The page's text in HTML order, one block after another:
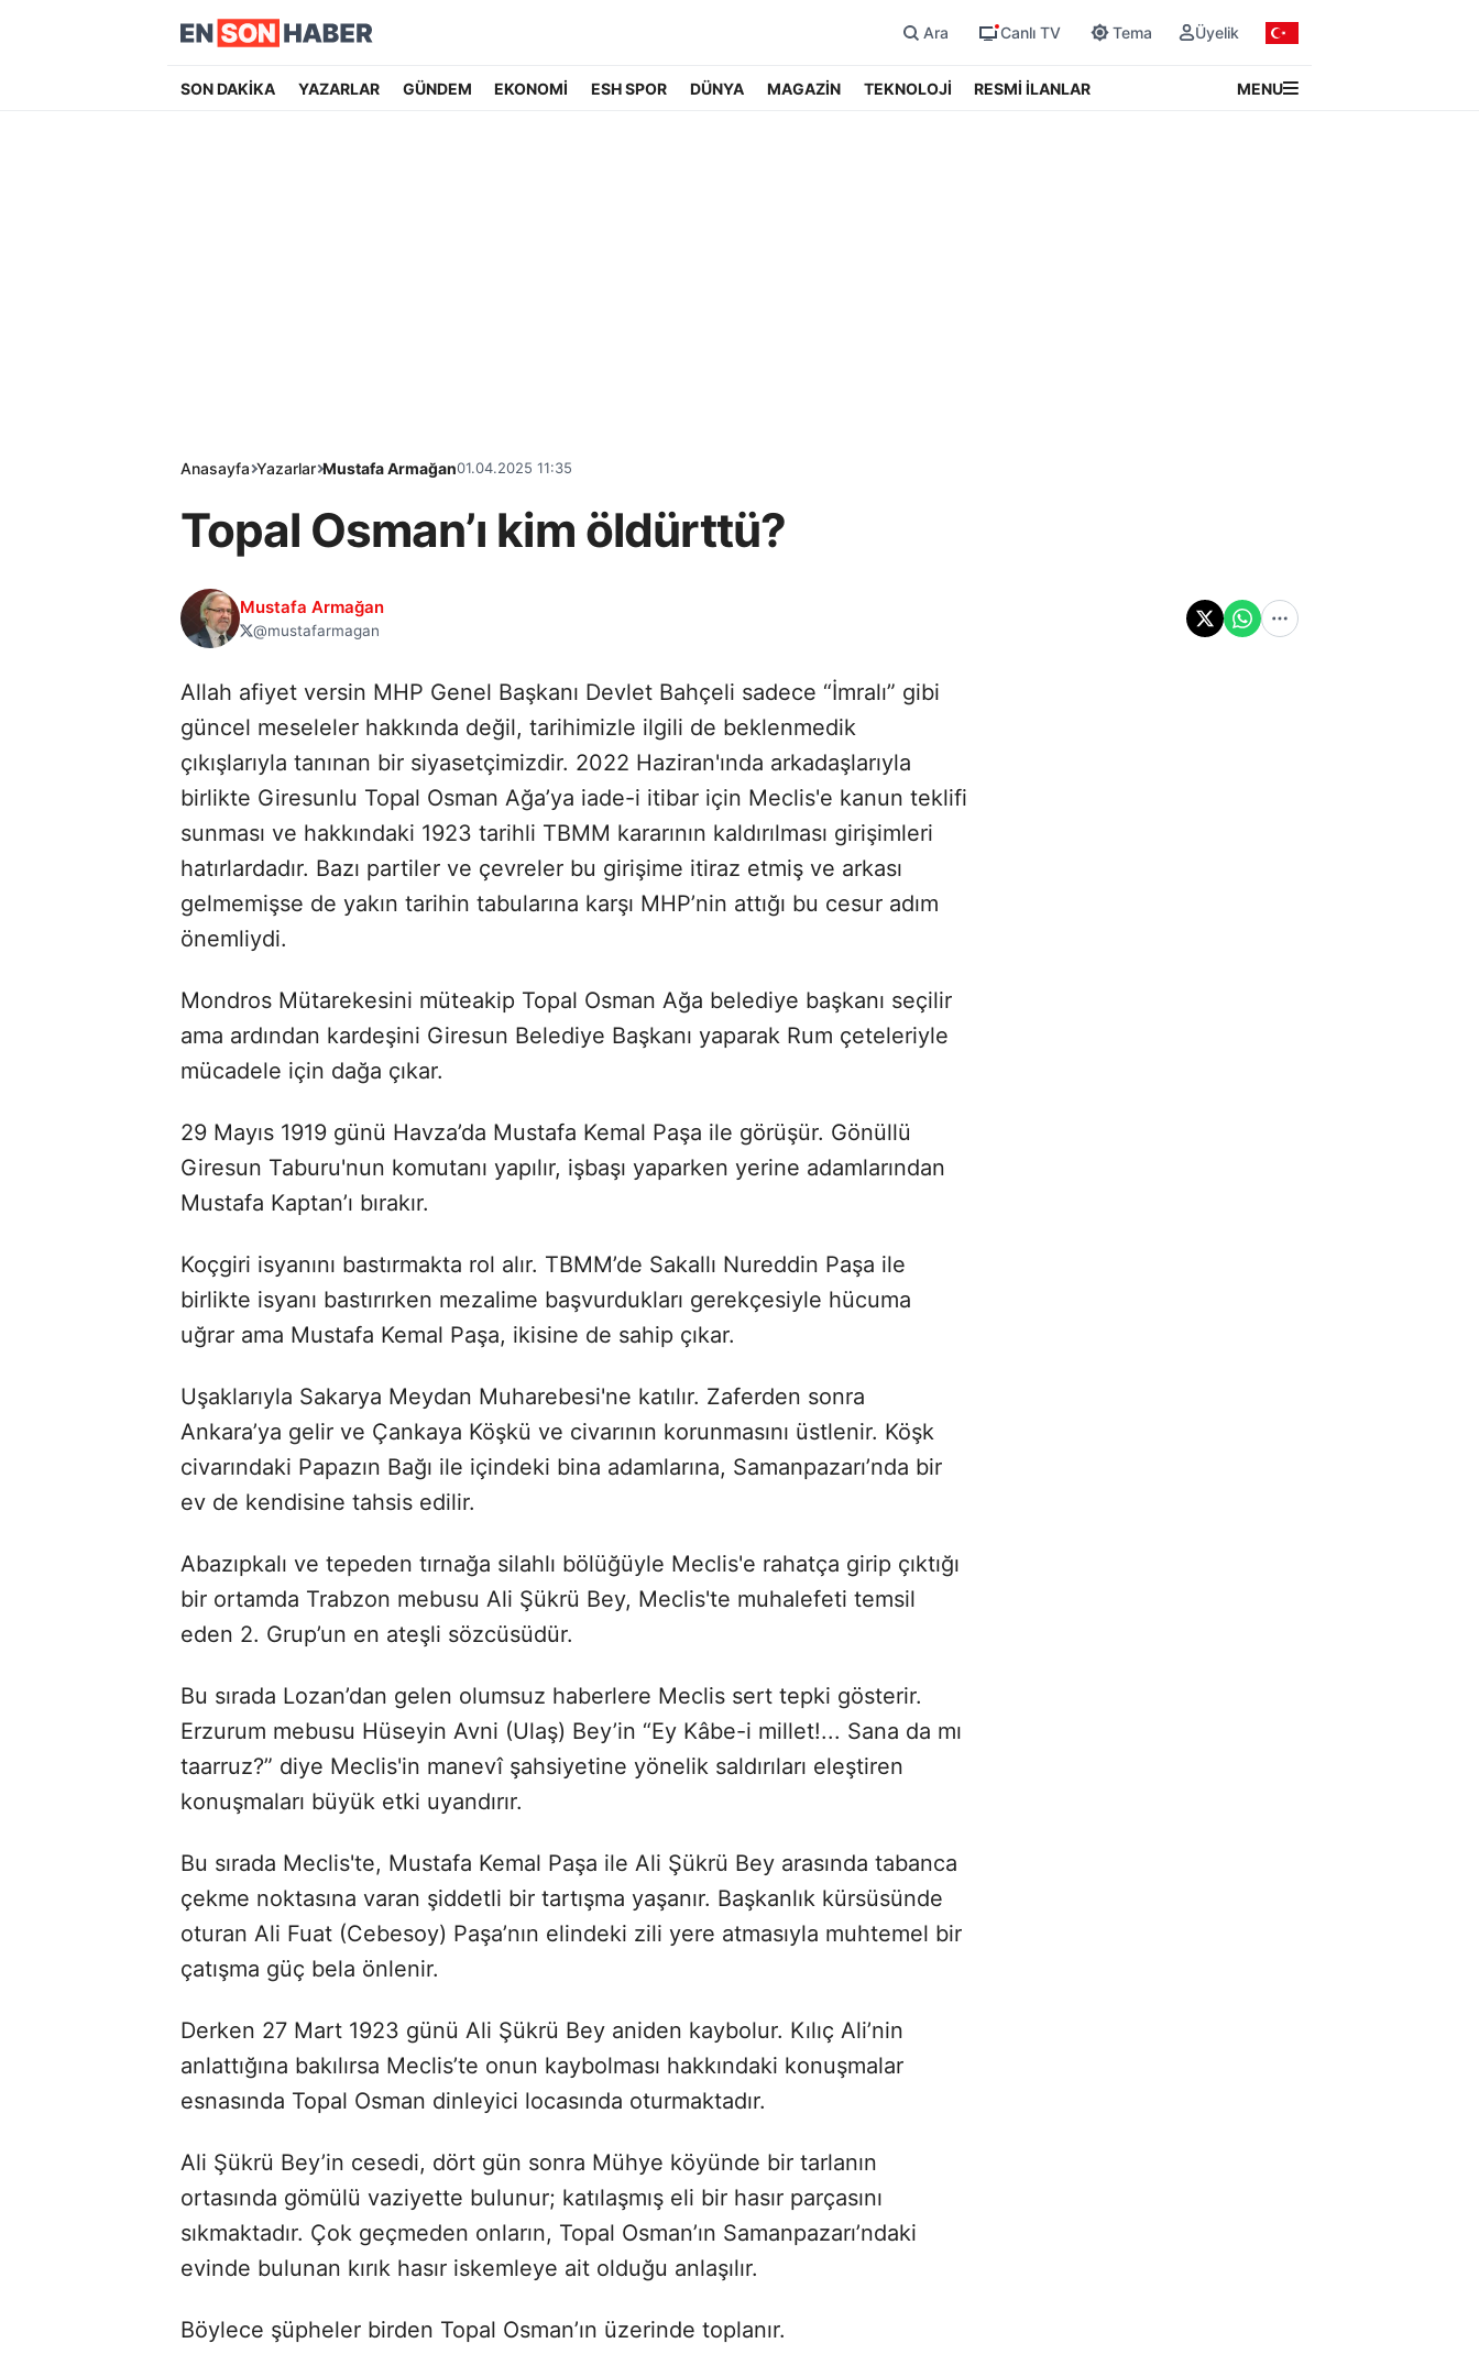
Ara Canlı TV Tema Üyelik
SON DAKİKA YAZARLAR GÜNDEM EKONOMİ ESH SPOR DÜNYA MAGAZİN TEKNOLOJİ RESMİ İLANLAR MENU
Anasayfa Yazarlar Mustafa Armağan01.04.2025 11:35
Topal Osman’ı kim öldürttü?
Mustafa Armağan
@mustafarmagan
Allah afiyet versin MHP Genel Başkanı Devlet Bahçeli sadece “İmralı” gibi
güncel meseleler hakkında değil, tarihimizle ilgili de beklenmedik
çıkışlarıyla tanınan bir siyasetçimizdir. 2022 Haziran'ında arkadaşlarıyla
birlikte Giresunlu Topal Osman Ağa’ya iade-i itibar için Meclis'e kanun teklifi
sunması ve hakkındaki 1923 tarihli TBMM kararının kaldırılması girişimleri
hatırlardadır. Bazı partiler ve çevreler bu girişime itiraz etmiş ve arkası
gelmemişse de yakın tarihin tabularına karşı MHP’nin attığı bu cesur adım
önemliydi.
Mondros Mütarekesini müteakip Topal Osman Ağa belediye başkanı seçilir
ama ardından kardeşini Giresun Belediye Başkanı yaparak Rum çeteleriyle
mücadele için dağa çıkar.
29 Mayıs 1919 günü Havza’da Mustafa Kemal Paşa ile görüşür. Gönüllü
Giresun Taburu'nun komutanı yapılır, işbaşı yaparken yerine adamlarından
Mustafa Kaptan’ı bırakır.
Koçgiri isyanını bastırmakta rol alır. TBMM’de Sakallı Nureddin Paşa ile
birlikte isyanı bastırırken mezalime başvurdukları gerekçesiyle hücuma
uğrar ama Mustafa Kemal Paşa, ikisine de sahip çıkar.
Uşaklarıyla Sakarya Meydan Muharebesi'ne katılır. Zaferden sonra
Ankara’ya gelir ve Çankaya Köşkü ve civarının korunmasını üstlenir. Köşk
civarındaki Papazın Bağı ile içindeki bina adamlarına, Samanpazarı’nda bir
ev de kendisine tahsis edilir.
Abazıpkalı ve tepeden tırnağa silahlı bölüğüyle Meclis'e rahatça girip çıktığı
bir ortamda Trabzon mebusu Ali Şükrü Bey, Meclis'te muhalefeti temsil
eden 2. Grup’un en ateşli sözcüsüdür.
Bu sırada Lozan’dan gelen olumsuz haberlere Meclis sert tepki gösterir.
Erzurum mebusu Hüseyin Avni (Ulaş) Bey’in “Ey Kâbe-i millet!... Sana da mı
taarruz?” diye Meclis'in manevî şahsiyetine yönelik saldırıları eleştiren
konuşmaları büyük etki uyandırır.
Bu sırada Meclis'te, Mustafa Kemal Paşa ile Ali Şükrü Bey arasında tabanca
çekme noktasına varan şiddetli bir tartışma yaşanır. Başkanlık kürsüsünde
oturan Ali Fuat (Cebesoy) Paşa’nın elindeki zili yere atmasıyla muhtemel bir
çatışma güç bela önlenir.
Derken 27 Mart 1923 günü Ali Şükrü Bey aniden kaybolur. Kılıç Ali’nin
anlattığına bakılırsa Meclis’te onun kaybolması hakkındaki konuşmalar
esnasında Topal Osman dinleyici locasında oturmaktadır.
Ali Şükrü Bey’in cesedi, dört gün sonra Mühye köyünde bir tarlanın
ortasında gömülü vaziyette bulunur; katılaşmış eli bir hasır parçasını
sıkmaktadır. Çok geçmeden onların, Topal Osman’ın Samanpazarı’ndaki
evinde bulunan kırık hasır iskemleye ait olduğu anlaşılır.
Böylece şüpheler birden Topal Osman’ın üzerinde toplanır.